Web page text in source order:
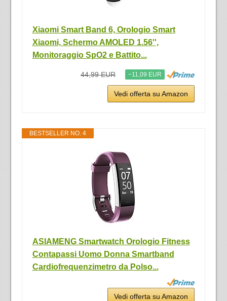
Xiaomi Smart Band 6, Orologio Smart
Xiaomi, Schermo AMOLED 1.56'',
Monitoraggio SpO2 e Battito...
44,99 EUR −11,09 EUR
Vedi offerta su Amazon
BESTSELLER NO. 4
ASIAMENG Smartwatch Orologio Fitness
Contapassi Uomo Donna Smartband
Cardiofrequenzimetro da Polso...
Vedi offerta su Amazon